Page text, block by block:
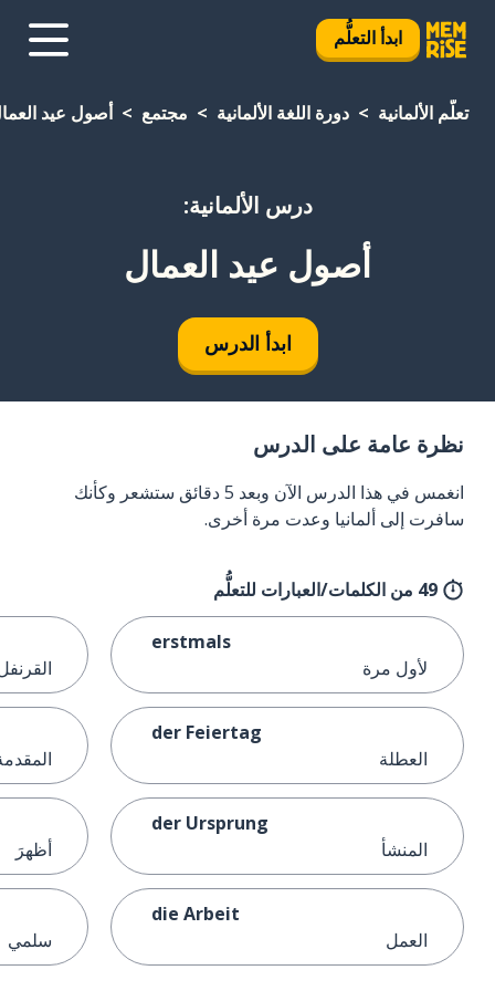
ابدأ التعلُّم
تعلَّم الألمانية دورة اللغة الألمانية مجتمع أصول عيد
درس الألمانية:
أصول عيد العمال
ابدأ الدرس
نظرة عامة على الدرس
انغمس في هذا الدرس الآن وبعد 5 دقائق ستشعر وكأنك
سافرت إلى ألمانيا وعدت مرة أخرى.
49 من الكلمات/العبارات للتعلُّم
erstmals
لأول مرة
der Feiertag
العطلة
der Ursprung
المنشأ
die Arbeit
العمل
أظهرَ
سلمي